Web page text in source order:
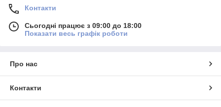
Контакти
Сьогодні працює з 09:00 до 18:00
Показати весь графік роботи
Про нас
Контакти